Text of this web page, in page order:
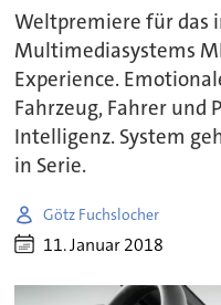
Weltpremiere für das
Multimediasystems
Experience.
Fahrzeug, Fahrer und
Intelligenz. System
in Serie.
Götz Fuchslocher
11. Januar 2018